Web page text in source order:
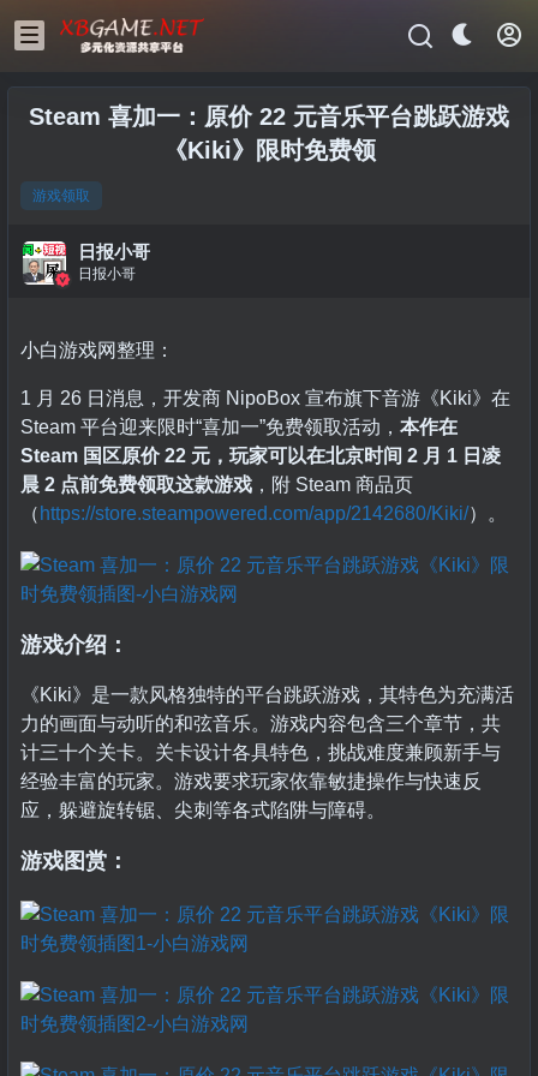
Steam 喜加一：原价 22 元音乐平台跳跃游戏
《Kiki》限时免费领
游戏领取
日报小哥
日报小哥
小白游戏网整理：
1 月 26 日消息，开发商 NipoBox 宣布旗下音游《Kiki》在
Steam 平台迎来限时“喜加一”免费领取活动， 本作在
Steam 国区原价 22 元，玩家可以在北京时间 2 月 1 日凌
晨 2 点前免费领取这款游戏 ，附 Steam 商品页
（ https://store.steampowered.com/app/2142680/Kiki/）。
游戏介绍：
《Kiki》是一款风格独特的平台跳跃游戏，其特色为充满活
力的画面与动听的和弦音乐。游戏内容包含三个章节，共
计三十个关卡。关卡设计各具特色，挑战难度兼顾新手与
经验丰富的玩家。游戏要求玩家依靠敏捷操作与快速反
应，躲避旋转锯、尖刺等各式陷阱与障碍。
游戏图赏：